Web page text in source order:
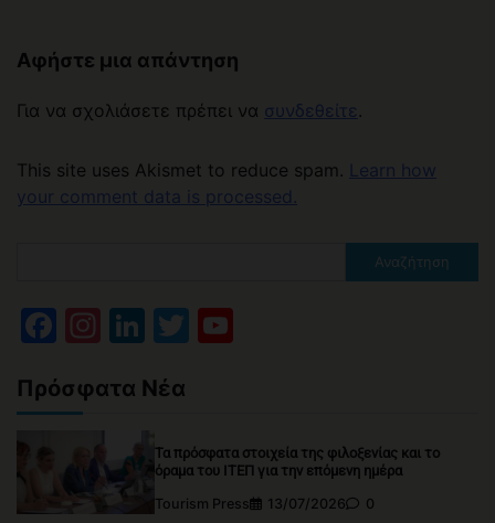
Αφήστε μια απάντηση
Για να σχολιάσετε πρέπει να συνδεθείτε .
This site uses Akismet to reduce spam.
Learn how
your comment data is processed.
Αναζήτηση
Facebook
Instagram
LinkedIn
Twitter
Πρόσφατα Νέα
Τα πρόσφατα στοιχεία της φιλοξενίας και το
όραμα του ΙΤΕΠ για την επόμενη ημέρα
Tourism Press
13/07/2026 0